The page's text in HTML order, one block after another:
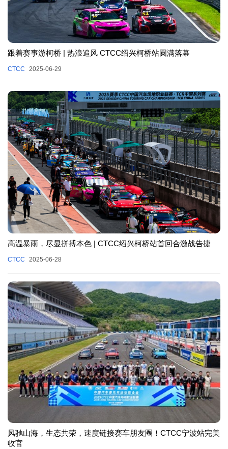
跟着赛事游柯桥 | 热浪追风 CTCC绍兴柯桥站圆满落幕
CTCC 2025-06-29
高温暴雨，尽显拼搏本色 | CTCC绍兴柯桥站首回合激战告捷
CTCC 2025-06-28
风驰山海，生态共荣，速度链接赛车朋友圈！CTCC宁波站完美
收官